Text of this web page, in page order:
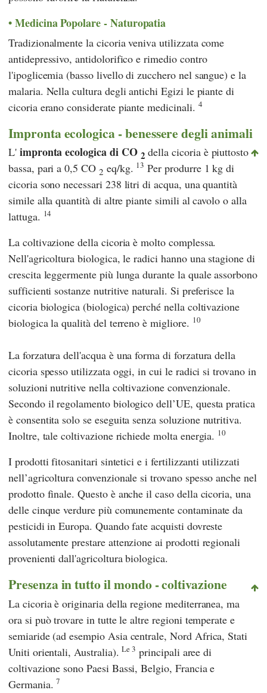
Medicina Popolare - Naturopatia
Tradizionalmente la cicoria veniva utilizzata come
antidepressivo, antidolorifico e rimedio contro
l'ipoglicemia (basso livello di zucchero nel sangue) e la
malaria. Nella cultura degli antichi Egizi le piante di
cicoria erano considerate piante medicinali. 4
Impronta ecologica - benessere degli animali
L' impronta ecologica di CO 2 della cicoria è piuttosto
bassa, pari a 0,5 CO 2 eq/kg. 13 Per produrre 1 kg di
cicoria sono necessari 238 litri di acqua, una quantità
simile alla quantità di altre piante simili al cavolo o alla
lattuga. 14
La coltivazione della cicoria è molto complessa.
Nell'agricoltura biologica, le radici hanno una stagione di
crescita leggermente più lunga durante la quale assorbono
sufficienti sostanze nutritive naturali. Si preferisce la
cicoria biologica (biologica) perché nella coltivazione
biologica la qualità del terreno è migliore. 10
La forzatura dell'acqua è una forma di forzatura della
cicoria spesso utilizzata oggi, in cui le radici si trovano in
soluzioni nutritive nella coltivazione convenzionale.
Secondo il regolamento biologico dell’UE, questa pratica
è consentita solo se eseguita senza soluzione nutritiva.
Inoltre, tale coltivazione richiede molta energia. 10
I prodotti fitosanitari sintetici e i fertilizzanti utilizzati
nell’agricoltura convenzionale si trovano spesso anche nel
prodotto finale. Questo è anche il caso della cicoria, una
delle cinque verdure più comunemente contaminate da
pesticidi in Europa. Quando fate acquisti dovreste
assolutamente prestare attenzione ai prodotti regionali
provenienti dall'agricoltura biologica.
Presenza in tutto il mondo - coltivazione
La cicoria è originaria della regione mediterranea, ma
ora si può trovare in tutte le altre regioni temperate e
semiaride (ad esempio Asia centrale, Nord Africa, Stati
Uniti orientali, Australia).Le 3 principali aree di
coltivazione sono Paesi Bassi, Belgio, Francia e
Germania.7